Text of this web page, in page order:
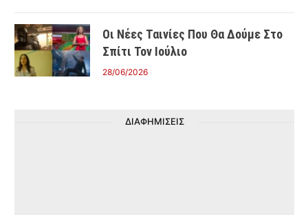
Οι Νέες Ταινίες Που Θα Δούμε Στο
Σπίτι Τον Ιούλιο
28/06/2026
ΔΙΑΦΗΜΙΣΕΙΣ